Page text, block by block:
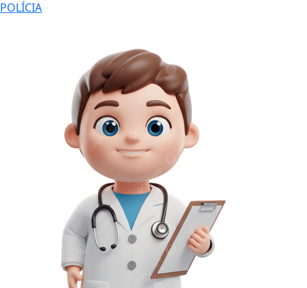
POLÍCIA